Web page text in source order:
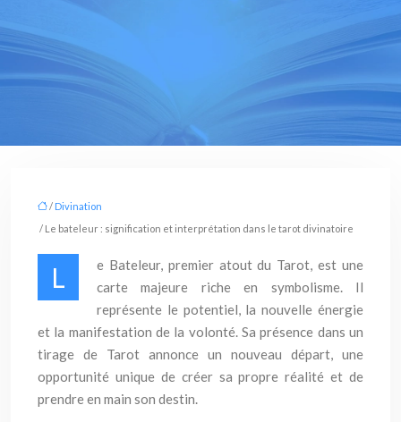
/ Divination
/ Le bateleur : signification et interprétation dans le tarot divinatoire
L
e Bateleur, premier atout du Tarot, est une
carte majeure riche en symbolisme. Il
représente le potentiel, la nouvelle énergie
et la manifestation de la volonté. Sa présence dans un
tirage de Tarot annonce un nouveau départ, une
opportunité unique de créer sa propre réalité et de
prendre en main son destin.